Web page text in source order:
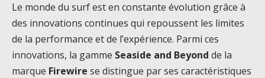
Le monde du surf est en constante évolution grâce à
des innovations continues qui repoussent les limites
de la performance et de l’expérience. Parmi ces
innovations, la gamme Seaside and Beyond de la
marque Firewire se distingue par ses caractéristiques